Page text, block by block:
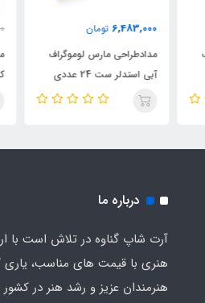
6,483,000 تومان
مدادطراحی مارس لوموگراف
آبی استدلر ست 24 عددی
درباره ما
آرت شاپ گناوه در تلاش است با
هنری با قیمت های مناسب، یاری
هنرمندان عزیز و رشد هنر در